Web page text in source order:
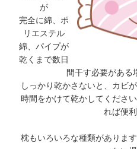
が
完全に綿、ポ
リエステル
綿、パイプが
乾くまで数日
間干す必要がある
しっかり乾かさないと、カビ
時間をかけて乾かしてくださ
れば便利
枕もいろいろな種類がありま